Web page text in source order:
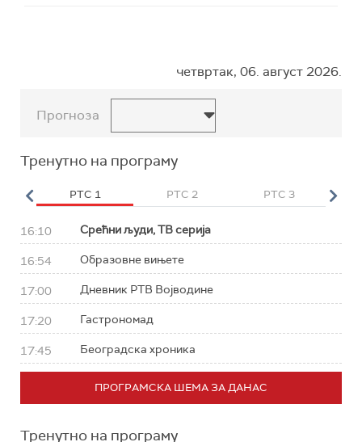
четвртак, 06. август 2026.
Прогноза
Тренутно на програму
РТС 1 РТС 2 РТС 3
16:10 Срећни људи, ТВ серија
16:54 Образовне вињете
17:00 Дневник РТВ Војводине
17:20 Гастрономад
17:45 Београдска хроника
ПРОГРАМСКА ШЕМА ЗА ДАНАС
Тренутно на програму